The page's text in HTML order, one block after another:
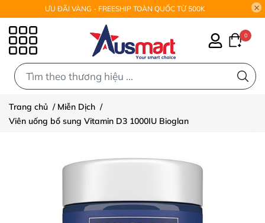
ƯU ĐÃI VÀNG - FREESHIP TOÀN QUỐC TỪ 500K
0
Trang chủ / Miễn Dịch /
Viên uống bổ sung Vitamin D3 1000IU Bioglan